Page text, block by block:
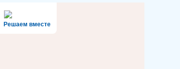
Решаем вместе